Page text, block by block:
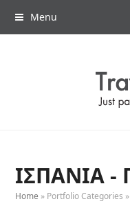
Menu
ΙΣΠΑΝΙΑ -
Home » Portfolio Categories